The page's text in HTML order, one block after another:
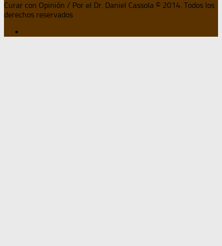
Curar con Opinión / Por el Dr. Daniel Cassola © 2014. Todos los
derechos reservados